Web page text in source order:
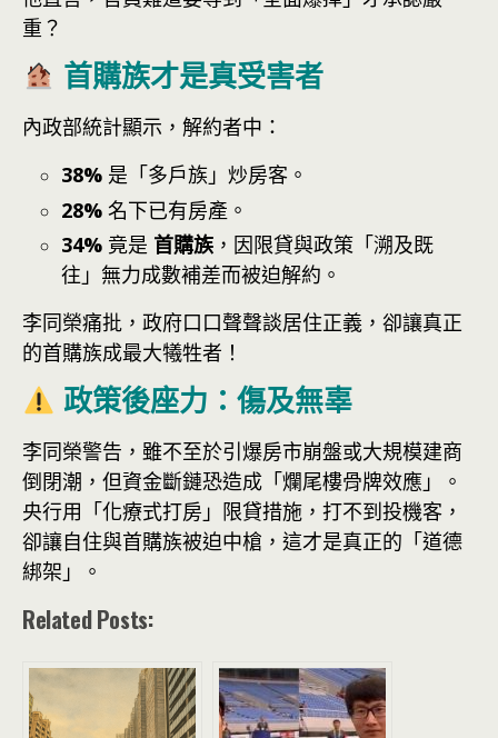
重？
首購族才是真受害者
內政部統計顯示，解約者中：
38% 是「多戶族」炒房客。
28% 名下已有房產。
34% 竟是 首購族 ，因限貸與政策「溯及既
往」無力成數補差而被迫解約。
李同榮痛批，政府口口聲聲談居住正義，卻讓真正
的首購族成最大犧牲者！
政策後座力：傷及無辜
李同榮警告，雖不至於引爆房市崩盤或大規模建商
倒閉潮，但資金斷鏈恐造成「爛尾樓骨牌效應」。
央行用「化療式打房」限貸措施，打不到投機客，
卻讓自住與首購族被迫中槍，這才是真正的「道德
綁架」。
Related Posts: